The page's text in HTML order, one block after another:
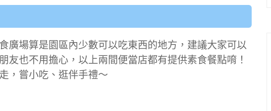
廣場算是園區內少數可以吃東西的地方，建議大家可以
友也不用擔心，以上兩間便當店都有提供素食餐點唷！
，嘗小吃、逛伴手禮～